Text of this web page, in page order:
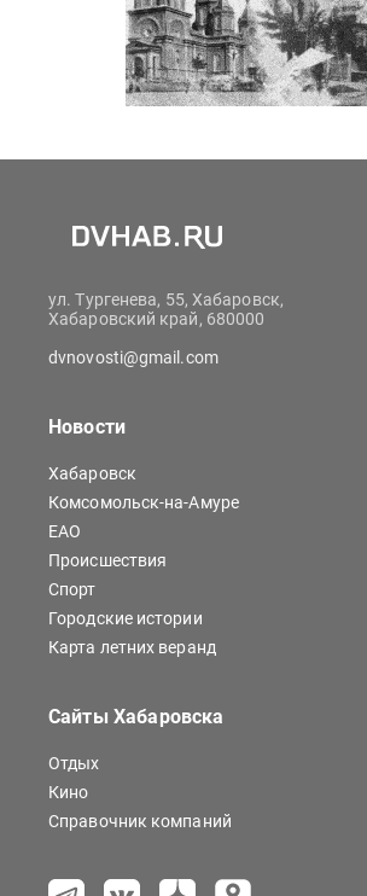
ул. Тургенева, 55, Хабаровск,
Хабаровский край, 680000
dvnovosti@gmail.com
Новости
Хабаровск
Комсомольск-на-Амуре
ЕАО
Происшествия
Спорт
Городские истории
Карта летних веранд
Сайты Хабаровска
Отдых
Кино
Справочник компаний